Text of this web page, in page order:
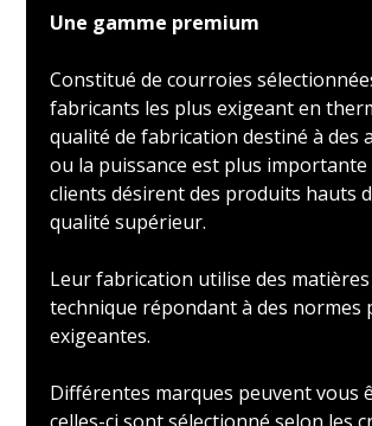
Une gamme premium
Constitué de courroies
fabricants les plus exigeant en
qualité de fabrication destiné à des
ou la puissance est plus importante
clients désirent des produits hauts
qualité supérieur.
Leur fabrication utilise des
technique répondant à des normes
exigeantes.
Différentes marques peuvent vous